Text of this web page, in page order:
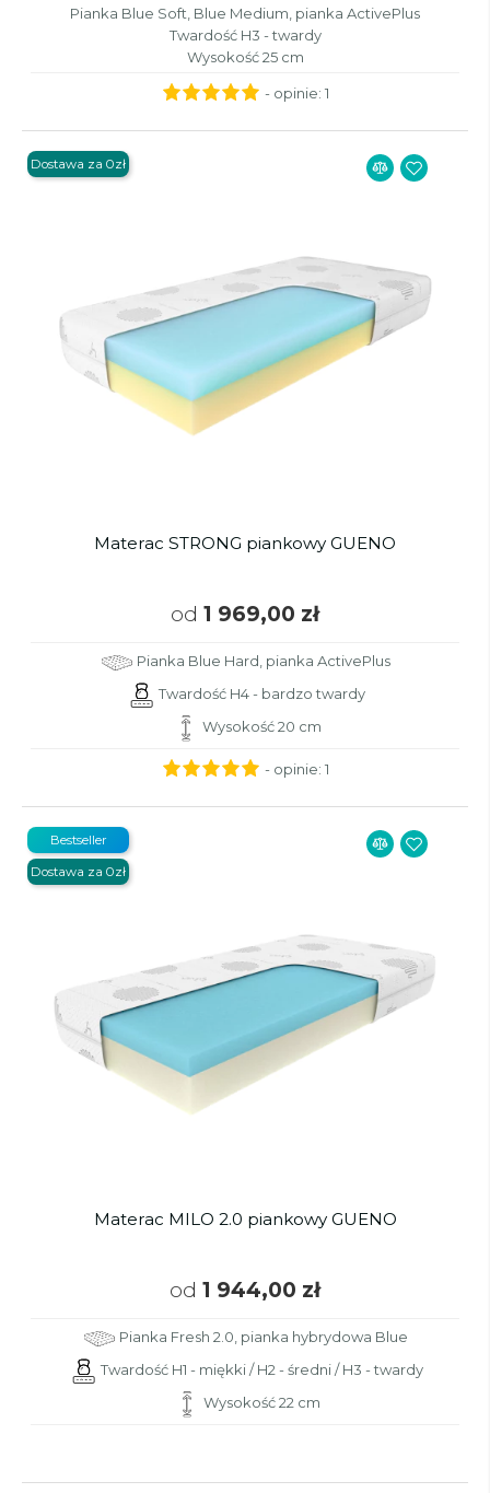
Pianka Blue Soft, Blue Medium, pianka ActivePlus
Twardość H3 - twardy
Wysokość 25 cm
- opinie: 1
Materac STRONG piankowy GUENO
od 1 969,00 zł
Pianka Blue Hard, pianka ActivePlus
Twardość H4 - bardzo twardy
Wysokość 20 cm
Dostawa za 0zł
- opinie: 1
Materac MILO 2.0 piankowy GUENO
od 1 944,00 zł
Pianka Fresh 2.0, pianka hybrydowa Blue
Twardość H1 - miękki / H2 - średni / H3 - twardy
Wysokość 22 cm
Bestseller
Dostawa za 0zł